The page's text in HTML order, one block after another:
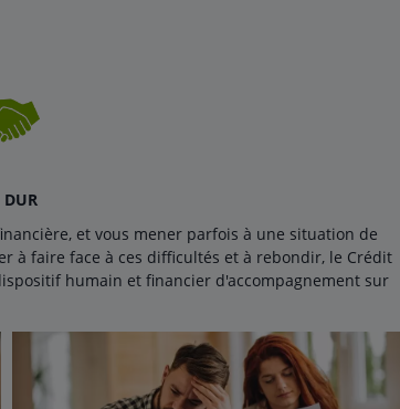
DUR
et vous mener parfois à une situation de
à faire face à ces difficultés et à rebondir, le Crédit
humain et financier d'accompagnement sur